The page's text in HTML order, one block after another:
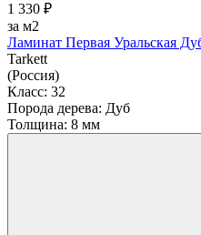
1 330 ₽
за м2
Ламинат Первая Уральская
Tarkett
(Россия)
Класс: 32
Порода дерева: Дуб
Толщина: 8 мм